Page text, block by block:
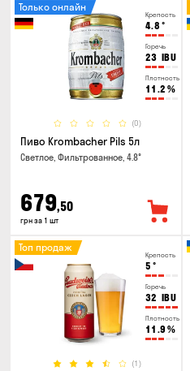
Крепость
4.8 °
Горечь
23 IBU
Плотность
11.2 %
(0)
Только онлайн
Пиво Krombacher Pils 5л
Светлое, Фильтрованное, 4.8°
679,50
грн за 1 шт
Крепость
5 °
Горечь
32 IBU
Плотность
11.9 %
(1)
Топ продаж